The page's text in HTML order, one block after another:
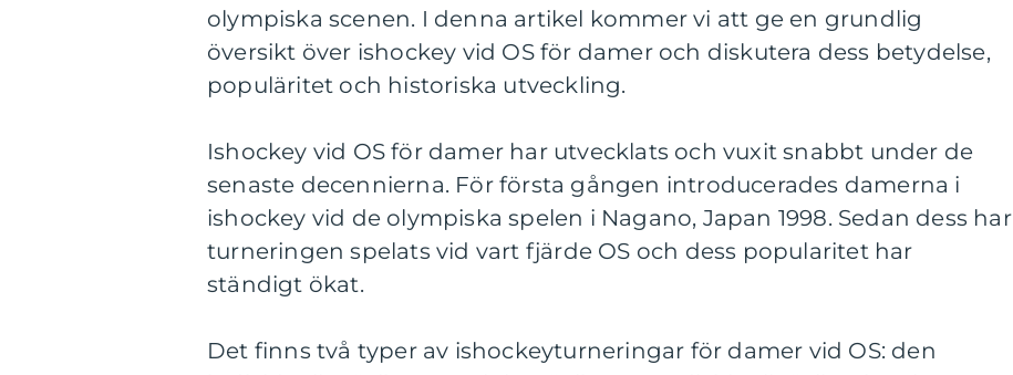
olympiska scenen. I denna artikel kommer vi att ge en grundlig
översikt över ishockey vid OS för damer och diskutera dess betydelse,
populäritet och historiska utveckling.
Ishockey vid OS för damer har utvecklats och vuxit snabbt under de
senaste decennierna. För första gången introducerades damerna i
ishockey vid de olympiska spelen i Nagano, Japan 1998. Sedan dess har
turneringen spelats vid vart fjärde OS och dess popularitet har
ständigt ökat.
Det finns två typer av ishockeyturneringar för damer vid OS: den